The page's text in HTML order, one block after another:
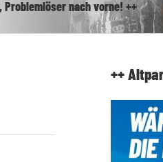
nach vorne! ++
++